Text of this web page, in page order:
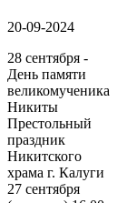
20-09-2024
28 сентября -
День памяти
великомученика
Никиты
Престольный
праздник
Никитского
храма г. Калуги
27 сентября